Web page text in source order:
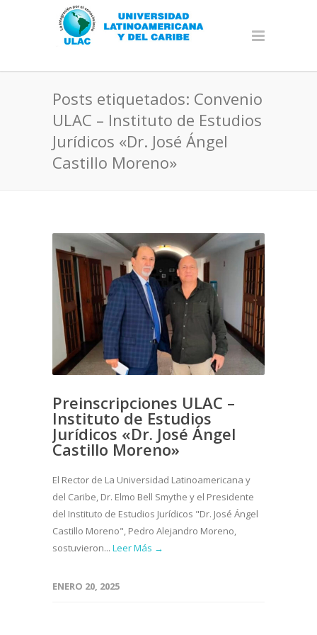
Posts etiquetados: Convenio
ULAC – Instituto de Estudios
Jurídicos «Dr. José Ángel
Castillo Moreno»
Preinscripciones ULAC –
Instituto de Estudios
Jurídicos «Dr. José Ángel
Castillo Moreno»
El Rector de La Universidad Latinoamericana y
del Caribe, Dr. Elmo Bell Smythe y el Presidente
del Instituto de Estudios Jurídicos "Dr. José Ángel
Castillo Moreno", Pedro Alejandro Moreno,
sostuvieron... Leer Más →
ENERO 20, 2025